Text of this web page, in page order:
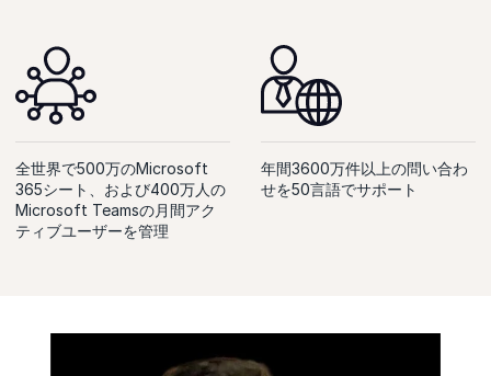
全世界で500万のMicrosoft
365シート、および400万人の
Microsoft Teamsの月間アク
ティブユーザーを管理
年間3600万件以上の問い合わ
せを50言語でサポート